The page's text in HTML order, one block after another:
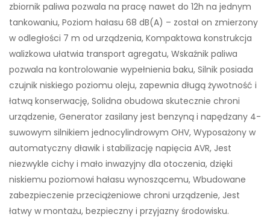
zbiornik paliwa pozwala na pracę nawet do 12h na jednym
tankowaniu, Poziom hałasu 68 dB(A) – został on zmierzony
w odległości 7 m od urządzenia, Kompaktowa konstrukcja
walizkowa ułatwia transport agregatu, Wskaźnik paliwa
pozwala na kontrolowanie wypełnienia baku, Silnik posiada
czujnik niskiego poziomu oleju, zapewnia długą żywotność i
łatwą konserwację, Solidna obudowa skutecznie chroni
urządzenie, Generator zasilany jest benzyną i napędzany 4-
suwowym silnikiem jednocylindrowym OHV, Wyposażony w
automatyczny dławik i stabilizację napięcia AVR, Jest
niezwykle cichy i mało inwazyjny dla otoczenia, dzięki
niskiemu poziomowi hałasu wynoszącemu, Wbudowane
zabezpieczenie przeciążeniowe chroni urządzenie, Jest
łatwy w montażu, bezpieczny i przyjazny środowisku.